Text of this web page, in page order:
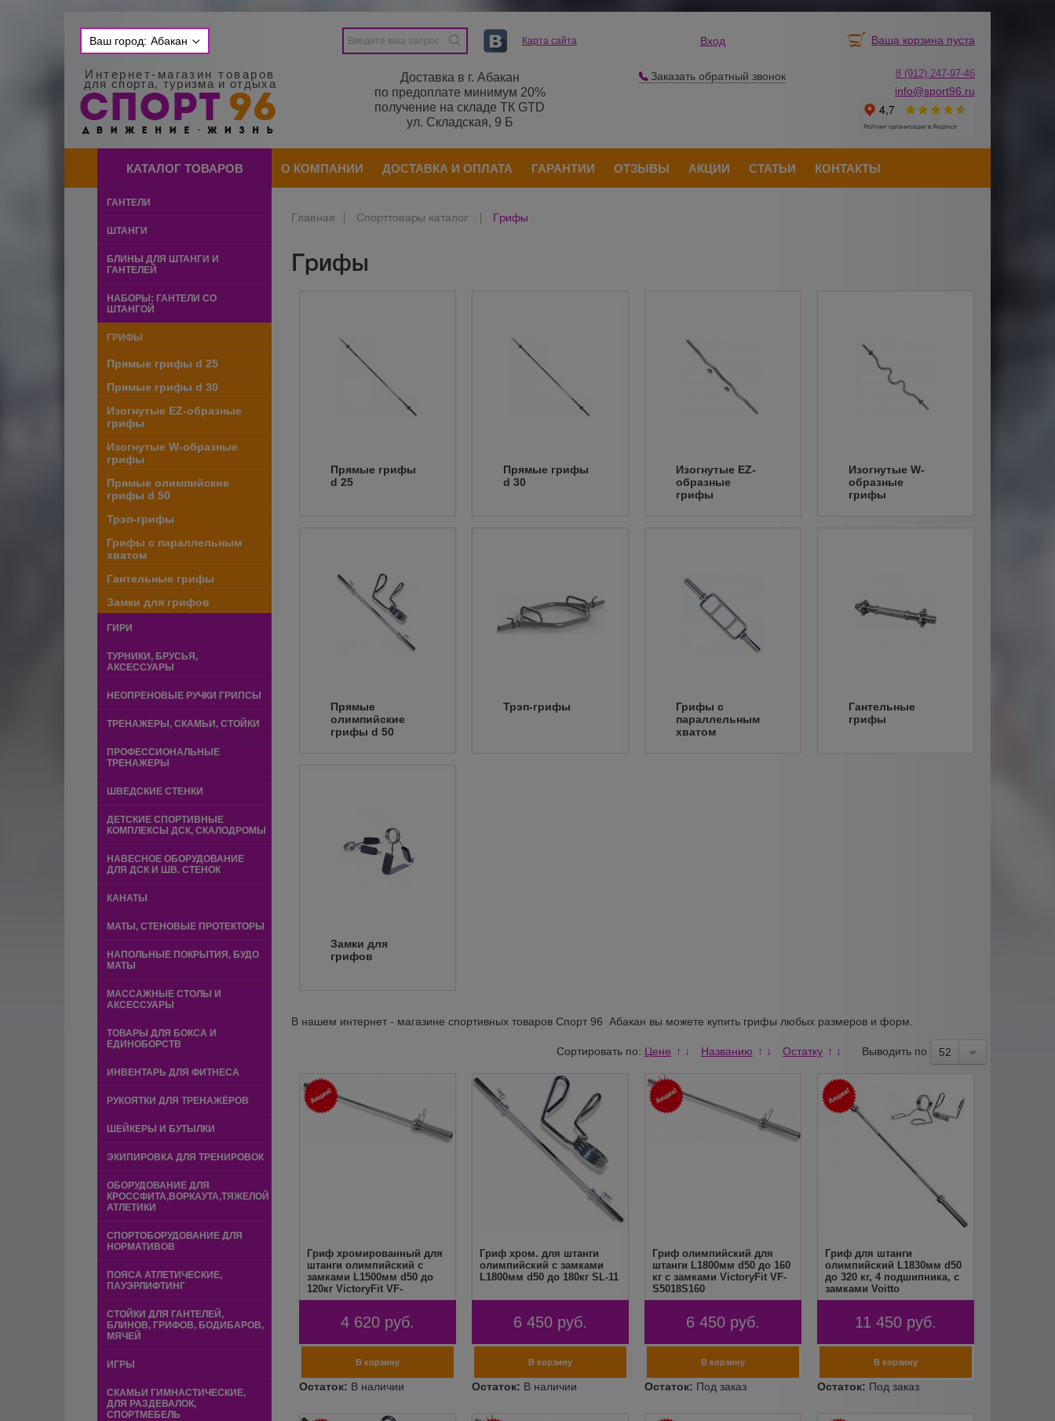
Ваш город: Абакан
Интернет-магазин товаров
для спорта, туризма и отдыха
Карта сайта
Доставка в г. Абакан
по предоплате минимум 20%
получение на складе ТК GTD
ул. Складская, 9 Б
Вход
Заказать обратный звонок
Ваша корзина пуста
8 (912) 247-97-46
info@sport96.ru
КАТАЛОГ ТОВАРОВ О КОМПАНИИ ДОСТАВКА И ОПЛАТА ГАРАНТИИ ОТЗЫВЫ АКЦИИ СТАТЬИ КОНТАКТЫ
ГАНТЕЛИ
ШТАНГИ
БЛИНЫ ДЛЯ ШТАНГИ И
ГАНТЕЛЕЙ
НАБОРЫ: ГАНТЕЛИ СО
ШТАНГОЙ
ГРИФЫ
Прямые грифы d 25
Прямые грифы d 30
Изогнутые EZ-образные
грифы
Изогнутые W-образные
грифы
Прямые олимпийские
грифы d 50
Трэп-грифы
Грифы с параллельным
хватом
Гантельные грифы
Замки для грифов
ГИРИ
ТУРНИКИ, БРУСЬЯ,
АКСЕССУАРЫ
НЕОПРЕНОВЫЕ РУЧКИ ГРИПСЫ
ТРЕНАЖЕРЫ, СКАМЬИ, СТОЙКИ
ПРОФЕССИОНАЛЬНЫЕ
ТРЕНАЖЕРЫ
ШВЕДСКИЕ СТЕНКИ
ДЕТСКИЕ СПОРТИВНЫЕ
КОМПЛЕКСЫ ДСК, СКАЛОДРОМЫ
НАВЕСНОЕ ОБОРУДОВАНИЕ
ДЛЯ ДСК И ШВ. СТЕНОК
КАНАТЫ
МАТЫ, СТЕНОВЫЕ ПРОТЕКТОРЫ
НАПОЛЬНЫЕ ПОКРЫТИЯ, БУДО
МАТЫ
МАССАЖНЫЕ СТОЛЫ И
АКСЕССУАРЫ
ТОВАРЫ ДЛЯ БОКСА И
ЕДИНОБОРСТВ
ИНВЕНТАРЬ ДЛЯ ФИТНЕСА
РУКОЯТКИ ДЛЯ ТРЕНАЖЁРОВ
ШЕЙКЕРЫ И БУТЫЛКИ
ЭКИПИРОВКА ДЛЯ ТРЕНИРОВОК
ОБОРУДОВАНИЕ ДЛЯ
КРОССФИТА,ВОРКАУТА,ТЯЖЕЛОЙ
АТЛЕТИКИ
СПОРТОБОРУДОВАНИЕ ДЛЯ
НОРМАТИВОВ
ПОЯСА АТЛЕТИЧЕСКИЕ,
ПАУЭРЛИФТИНГ
СТОЙКИ ДЛЯ ГАНТЕЛЕЙ,
БЛИНОВ, ГРИФОВ, БОДИБАРОВ,
МЯЧЕЙ
ИГРЫ
СКАМЬИ ГИМНАСТИЧЕСКИЕ,
ДЛЯ РАЗДЕВАЛОК,
СПОРТМЕБЕЛЬ
Главная Спорттовары каталог Грифы
Грифы
Прямые грифы
d 25
Прямые грифы
d 30
Изогнутые EZ-
образные
грифы
Изогнутые W-
образные
грифы
Прямые
олимпийские
грифы d 50
Трэп-грифы
Грифы с
параллельным
хватом
Гантельные
грифы
Замки для
грифов
В нашем интернет - магазине спортивных товаров Спорт 96 Абакан вы можете купить грифы любых размеров и форм.
Сортировать по: Цене ↑ ↓ Названию ↑ ↓ Остатку ↑ ↓ Выводить по 52
Гриф хромированный для
штанги олимпийский с
замками L1500мм d50 до
120кг VictoryFit VF-
S5015S120
4 620 руб.
Гриф хром. для штанги
олимпийский с замками
L1800мм d50 до 180кг SL-11
6 450 руб.
Гриф олимпийский для
штанги L1800мм d50 до 160
кг с замками VictoryFit VF-
S5018S160
6 450 руб.
Гриф для штанги
олимпийский L1830мм d50
до 320 кг, 4 подшипника, с
замками Voitto
11 450 руб.